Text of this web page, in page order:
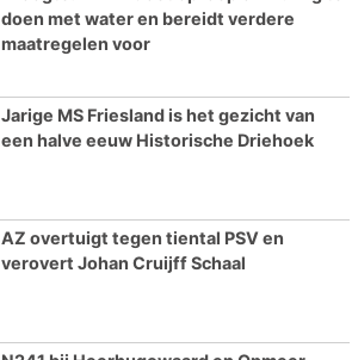
doen met water en bereidt verdere
maatregelen voor
Jarige MS Friesland is het gezicht van
een halve eeuw Historische Driehoek
AZ overtuigt tegen tiental PSV en
verovert Johan Cruijff Schaal